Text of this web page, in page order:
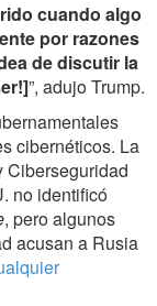
cuando algo
por razones
de discutir la
”, adujo Trump.
cibernéticos. La
Ciberseguridad
no identificó
, pero algunos
acusan a Rusia